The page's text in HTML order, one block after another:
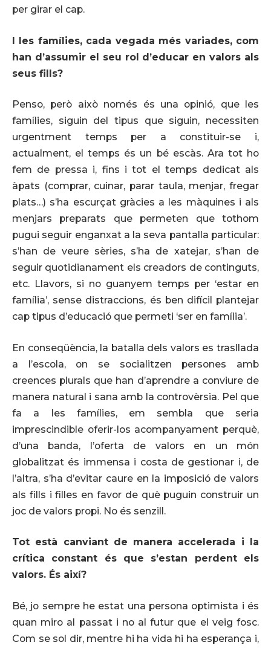
per girar el cap.
I les famílies, cada vegada més variades, com
han d’assumir el seu rol d’educar en valors als
seus fills?
Penso, però això només és una opinió, que les
famílies, siguin del tipus que siguin, necessiten
urgentment temps per a constituir-se i,
actualment, el temps és un bé escàs. Ara tot ho
fem de pressa i, fins i tot el temps dedicat als
àpats (comprar, cuinar, parar taula, menjar, fregar
plats…) s’ha escurçat gràcies a les màquines i als
menjars preparats que permeten que tothom
pugui seguir enganxat a la seva pantalla particular:
s’han de veure sèries, s’ha de xatejar, s’han de
seguir quotidianament els creadors de continguts,
etc. Llavors, si no guanyem temps per ‘estar en
família’, sense distraccions, és ben difícil plantejar
cap tipus d’educació que permeti ‘ser en família’.
En conseqüència, la batalla dels valors es trasllada
a l’escola, on se socialitzen persones amb
creences plurals que han d’aprendre a conviure de
manera natural i sana amb la controvèrsia. Pel que
fa a les famílies, em sembla que seria
imprescindible oferir-los acompanyament perquè,
d’una banda, l’oferta de valors en un món
globalitzat és immensa i costa de gestionar i, de
l’altra, s’ha d’evitar caure en la imposició de valors
als fills i filles en favor de què puguin construir un
joc de valors propi. No és senzill.
Tot està canviant de manera accelerada i la
crítica constant és que s’estan perdent els
valors. És així?
Bé, jo sempre he estat una persona optimista i és
quan miro al passat i no al futur que el veig fosc.
Com se sol dir, mentre hi ha vida hi ha esperança i,